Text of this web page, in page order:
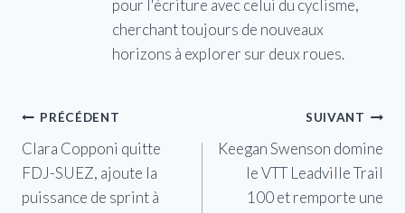
pour l'écriture avec celui du cyclisme,
cherchant toujours de nouveaux
horizons à explorer sur deux roues.
Navigation
de
l’article
PRÉCÉDENT
Clara Copponi quitte
FDJ-SUEZ, ajoute la
puissance de sprint à
SUIVANT
Keegan Swenson domine
le VTT Leadville Trail
100 et remporte une